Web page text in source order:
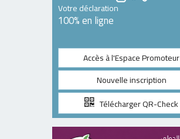
Votre déclaration
100% en ligne
Accès à l'Espace Promoteur
Nouvelle inscription
Télécharger QR-Check